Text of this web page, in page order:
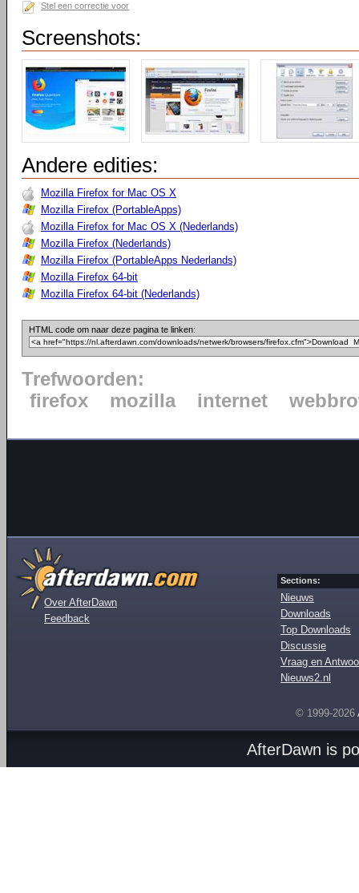
Stel een correctie voor
Screenshots:
Andere edities:
Mozilla Firefox for Mac OS X
Mozilla Firefox (PortableApps)
Mozilla Firefox for Mac OS X (Nederlands)
Mozilla Firefox (Nederlands)
Mozilla Firefox (PortableApps Nederlands)
Mozilla Firefox 64-bit
Mozilla Firefox 64-bit (Nederlands)
HTML code om naar deze pagina te linken:
Trefwoorden:
firefox
mozilla internet
Over AfterDawn
Feedback
Sections:
Nieuws
Downloads
Top Downloads
Discussie
Vraag en
Nieuws2.nl
© 1999-2026
AfterDawn is